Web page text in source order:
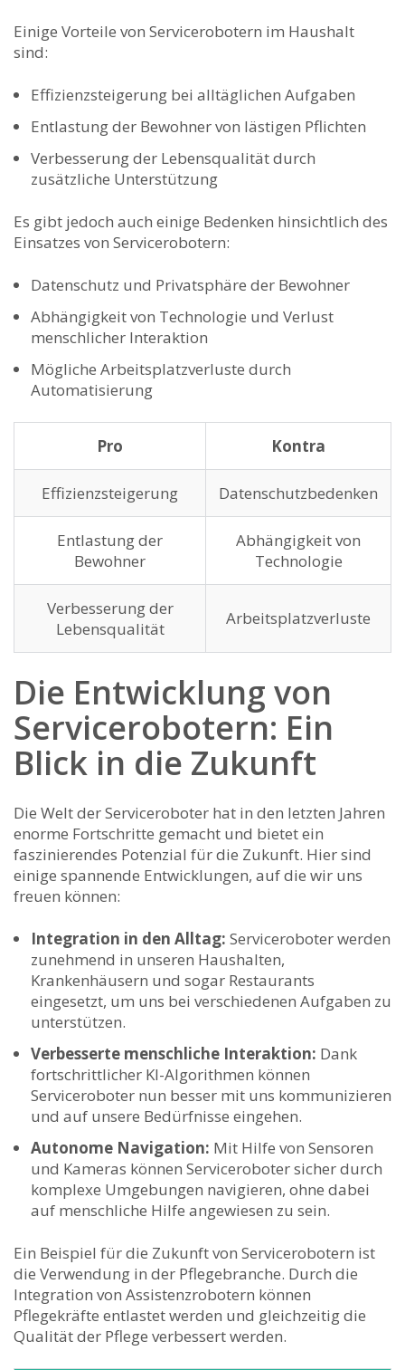
Einige Vorteile von Servicerobotern im Haushalt
sind:
Effizienzsteigerung bei alltäglichen Aufgaben
Entlastung der Bewohner von ‍lästigen Pflichten
Verbesserung der Lebensqualität durch
zusätzliche ⁢Unterstützung
Es gibt jedoch auch einige Bedenken hinsichtlich des
Einsatzes von Servicerobotern:
Datenschutz und Privatsphäre​ der Bewohner
Abhängigkeit von Technologie ⁢und Verlust
menschlicher Interaktion
Mögliche Arbeitsplatzverluste durch
Automatisierung
Pro Kontra
Effizienzsteigerung Datenschutzbedenken
Entlastung der
Bewohner
Abhängigkeit von
Technologie
Verbesserung der
Lebensqualität
Arbeitsplatzverluste
Die Entwicklung von
Servicerobotern:⁤ Ein
Blick in die Zukunft
Die Welt der Serviceroboter hat ⁤in den letzten Jahren
enorme Fortschritte gemacht und bietet ein
faszinierendes Potenzial‌ für die Zukunft. Hier sind
einige spannende Entwicklungen, auf die wir uns
freuen können:
Integration in den Alltag: Serviceroboter werden
zunehmend in unseren Haushalten,
Krankenhäusern und sogar‍ Restaurants​
eingesetzt, um uns⁤ bei verschiedenen Aufgaben zu
unterstützen.
Verbesserte menschliche Interaktion: Dank
fortschrittlicher KI-Algorithmen können
Serviceroboter nun besser mit uns kommunizieren
und⁣ auf⁣ unsere Bedürfnisse⁣ eingehen.
Autonome⁣ Navigation: Mit Hilfe ‍von Sensoren
und Kameras können ‌Serviceroboter sicher durch
komplexe Umgebungen navigieren, ohne dabei
auf menschliche Hilfe angewiesen zu sein.
Ein ⁢Beispiel für die Zukunft von Servicerobotern ‍ist
die Verwendung in der Pflegebranche. Durch die
Integration von Assistenzrobotern können
Pflegekräfte entlastet werden und gleichzeitig ‍die
⁤Qualität der Pflege verbessert werden.